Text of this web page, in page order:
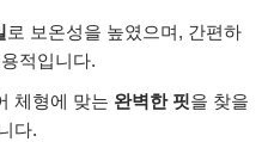
로 보온성을 높였으며, 간편하
적입니다.
체형에 맞는 완벽한 핏을 찾을
다.